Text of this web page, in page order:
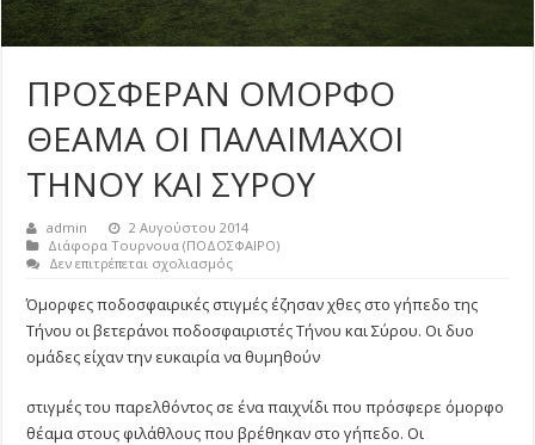
ΠΡΟΣΦΕΡΑΝ ΟΜΟΡΦΟ
ΘΕΑΜΑ ΟΙ ΠΑΛΑΙΜΑΧΟΙ
ΤΗΝΟΥ ΚΑΙ ΣΥΡΟΥ
admin
2 Αυγούστου 2014
Διάφορα Τουρνουα (ΠΟΔΟΣΦΑΙΡΟ)
Δεν επιτρέπεται σχολιασμόςστο
ΟΜΟΡΦΟ
ΘΕΑΜΑ
ΟΙ
ΠΑΛΑΙΜΑΧΟΙ
ΤΗΝΟΥ
ΣΥΡΟΥ
Όμορφες ποδοσφαιρικές στιγμές έζησαν χθες στο γήπεδο της
Τήνου οι βετεράνοι ποδοσφαιριστές Τήνου και Σύρου. Οι δυο
ομάδες είχαν την ευκαιρία να θυμηθούν
στιγμές του παρελθόντος σε ένα παιχνίδι που πρόσφερε όμορφο
θέαμα στους φιλάθλους που βρέθηκαν στο γήπεδο. Οι